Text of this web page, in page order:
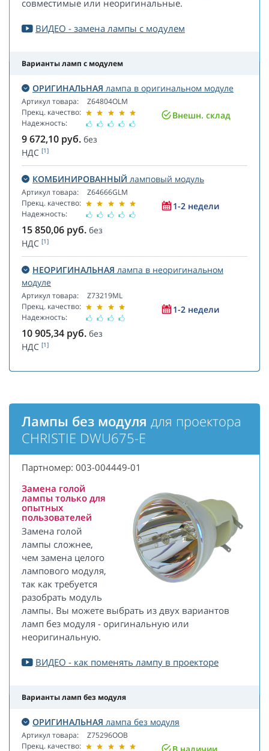
совместимые или неоригинальные.
ВИДЕО - замена лампы с модулем
Варианты ламп с модулем
ОРИГИНАЛЬНАЯ лампа в оригинальном модуле
Артикул товара:
Прекц. качество:
Надежность:
Z64804OLM
Внешн. склад
9 672,10 руб. без
НДС [1]
КОМБИНИРОВАННЫЙ ламповый модуль
Артикул товара:
Прекц. качество:
Надежность:
Z64666GLM
1-2 недели
15 850,06 руб. без
НДС [1]
НЕОРИГИНАЛЬНАЯ лампа в неоригинальном
модуле
Артикул товара:
Прекц. качество:
Надежность:
Z73219ML
1-2 недели
10 905,34 руб. без
НДС [1]
Лампы без модуля для проектора
CHRISTIE DWU675-E
Партномер: 003-004449-01
Замена голой
лампы только для
опытных
пользователей
Замена голой
лампы сложнее,
чем замена целого
лампового модуля,
так как требуется
разобрать модуль
лампы. Вы можете выбрать из двух вариантов
ламп без модуля - оригинальную или
неоригинальную.
ВИДЕО - как поменять лампу в проекторе
Варианты ламп без модуля
ОРИГИНАЛЬНАЯ лампа без модуля
Артикул товара:
Прекц. качество:
Z75296OOB
В наличии